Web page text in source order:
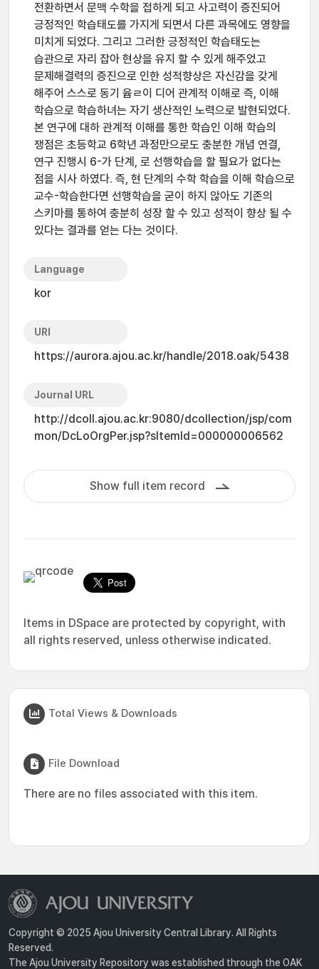
전환하면서 문맥 수학을 접하게 되고 사고력이 증진되어
긍정적인 학습태도를 가지게 되면서 다른 과목에도 영향을
미치게 되었다. 그리고 그러한 긍정적인 학습태도는
습관으로 자리 잡아 현상을 유지 할 수 있게 해주었고
문제해결력의 증진으로 인한 성적향상은 자신감을 갖게
해주어 스스로 동기 윱ㄹ이 디어 관계적 이해로 즉, 이해
학습으로 학습하녀는 자기 생산적인 노력으로 발현되었다.
본 연구에 대하 관계적 이해를 통한 학습인 이해 학습의
쟁점은 초등학교 6학년 과정만으로도 충분한 개념 연결,
연구 진행시 6-가 단계, 로 선행학습을 할 필요가 없다는
점을 시사 하였다. 즉, 현 단계의 수학 학습을 이해 학습으로
교수-학습한다면 선행학습을 굳이 하지 않아도 기존의
스키마를 통하여 충분히 성장 할 수 있고 성적이 향상 될 수
있다는 결과를 얻는 다는 것이다.
Language
kor
URI
https://aurora.ajou.ac.kr/handle/2018.oak/5438
Journal URL
http://dcoll.ajou.ac.kr:9080/dcollection/jsp/com
mon/DcLoOrgPer.jsp?sItemId=000000006562
Show full item record
Items in DSpace are protected by copyright, with
all rights reserved, unless otherwise indicated.
Total Views & Downloads
File Download
There are no files associated with this item.
Copyright © 2025 Ajou University Central Library. All Rights
Reserved.
The Ajou University Repository was established through the OAK